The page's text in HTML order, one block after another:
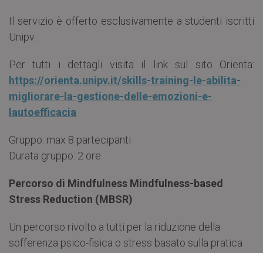
Il servizio è offerto esclusivamente a studenti iscritti
Unipv.
Per tutti i dettagli visita il link sul sito Orienta:
https://orienta.unipv.it/skills-training-le-abilita-
migliorare-la-gestione-delle-emozioni-e-
lautoefficacia
Gruppo: max 8 partecipanti
Durata gruppo: 2 ore
Percorso di Mindfulness Mindfulness-based
Stress Reduction (MBSR)
Un percorso rivolto a tutti per la riduzione della
sofferenza psico-fisica o stress basato sulla pratica